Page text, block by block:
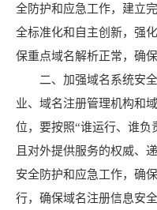
全防护和应急工作，建立
全标准化和自主创新，强
保重点域名解析正常，确
二、加强域名系统安全
业、域名注册管理机构和
位，要按照“谁运行、谁负
且对外提供服务的权威、
安全防护和应急工作，确
行，确保域名注册信息安